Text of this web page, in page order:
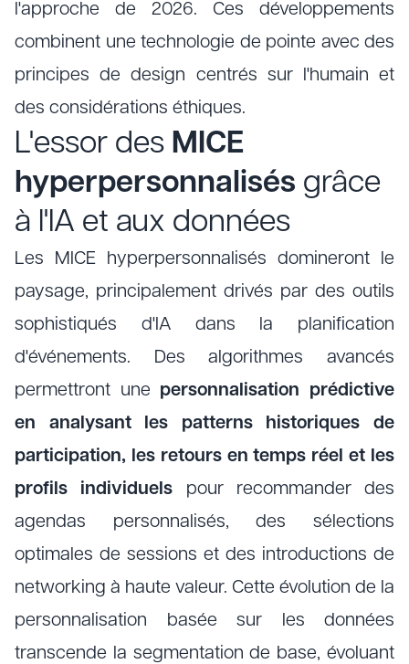
l'approche de 2026. Ces développements
combinent une technologie de pointe avec des
principes de design centrés sur l'humain et
des considérations éthiques.
L'essor des MICE
hyperpersonnalisés grâce
à l'IA et aux données
Les MICE hyperpersonnalisés domineront le
paysage, principalement drivés par des outils
sophistiqués d'IA dans la planification
d'événements. Des algorithmes avancés
permettront une personnalisation prédictive
en analysant les patterns historiques de
participation, les retours en temps réel et les
profils individuels pour recommander des
agendas personnalisés, des sélections
optimales de sessions et des introductions de
networking à haute valeur. Cette évolution de la
personnalisation basée sur les données
transcende la segmentation de base, évoluant